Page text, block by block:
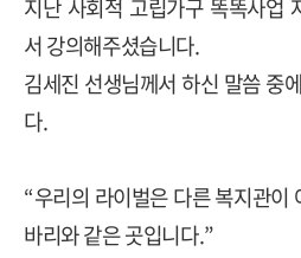
지난 사회적 고립가구 똑똑사업
서 강의해주셨습니다.
김세진 선생님께서 하신 말씀 중
다.
“우리의 라이벌은 다른 복지관이
바리와 같은 곳입니다.”